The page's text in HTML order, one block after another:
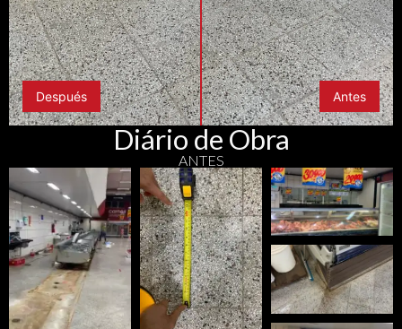
Después Antes
Diário de Obra
ANTES